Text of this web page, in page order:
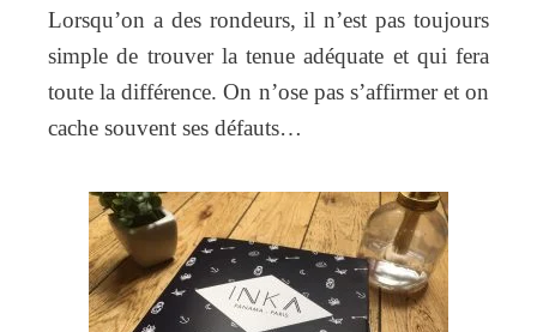
Lorsqu’on a des rondeurs, il n’est pas toujours
simple de trouver la tenue adéquate et qui fera
toute la différence. On n’ose pas s’affirmer et on
cache souvent ses défauts…